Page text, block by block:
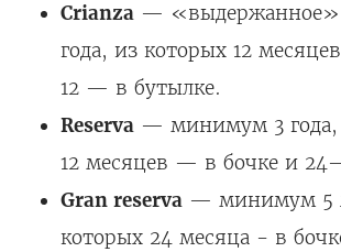
Crianza —
года, из которых 12
12 — в бутылке.
Reserva — минимум 3 года,
12 месяцев — в бочке и
Gran reserva — минимум 5
которых 24 месяца - в